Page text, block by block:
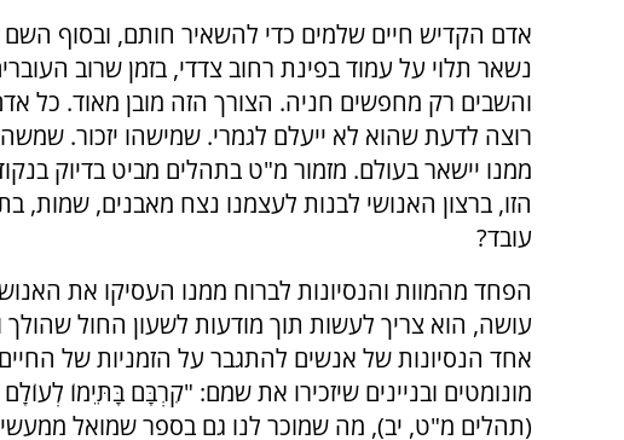
אדם הקדיש חיים שלמים כדי להשאיר חותם, ובסוף השם
נשאר תלוי על עמוד בפינת רחוב צדדי, בזמן שרוב
והשבים רק מחפשים חניה. הצורך הזה מובן מאוד. כל
רוצה לדעת שהוא לא ייעלם לגמרי. שמישהו יזכור.
ממנו יישאר בעולם. מזמור מ"ט בתהלים מביט בדיוק
הזו, ברצון האנושי לבנות לעצמנו נצח מאבנים,
עובד?
הפחד מהמוות והנסיונות לברוח ממנו העסיקו את
עושה, הוא צריך לעשות תוך מודעות לשעון החול שהולך
אחד הנסיונות של אנשים להתגבר על הזמניות של
מונומטים ובניינים שיזכירו את שמם: "קִרְבָּם בָּתֵּימוֹ
(תהלים מ"ט, יב), מה שמוכר לנו גם בספר שמואל